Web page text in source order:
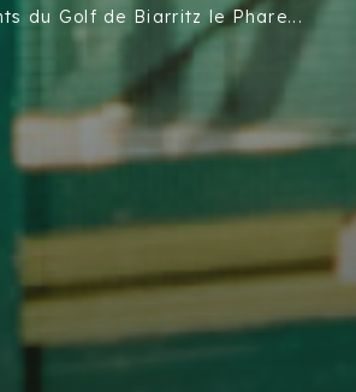
du Golf de Biarritz le Phare...